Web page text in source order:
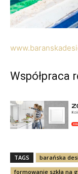
Współpraca
TAGS barańska
formowanie szkła na